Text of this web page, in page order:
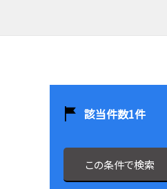
該当件数1件
この条件で検索
会社概要 採用情報